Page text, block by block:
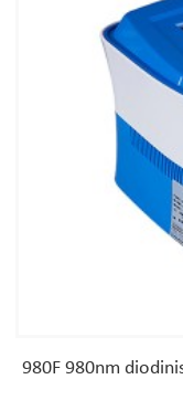
980F 980nm